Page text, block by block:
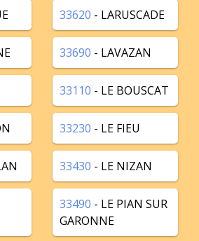
33620 - LARUSCADE
33690 - LAVAZAN
33110 - LE BOUSCAT
33230 - LE FIEU
33430 - LE NIZAN
33490 - LE PIAN SUR
GARONNE